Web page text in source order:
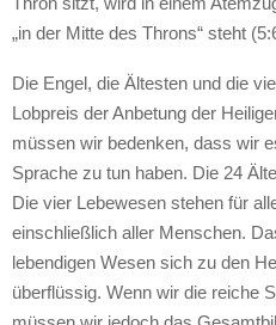
„in der Mitte des Throns“ steht
Die Engel, die Ältesten und die
Lobpreis der Anbetung der
müssen wir bedenken, dass wir
Sprache zu tun haben. Die 24
Die vier Lebewesen stehen für
einschließlich aller Menschen.
lebendigen Wesen sich zu den
überflüssig. Wenn wir die reiche